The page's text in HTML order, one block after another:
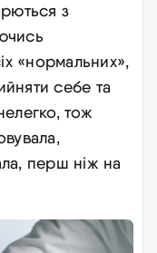
з
«нормальних»,
себе та
тож
перш ніж на